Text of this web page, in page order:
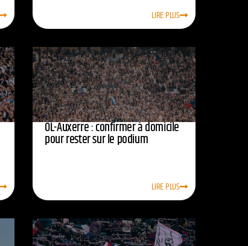
LIRE PLUS
OL-Auxerre : confirmer à domicile
pour rester sur le podium
LIRE PLUS